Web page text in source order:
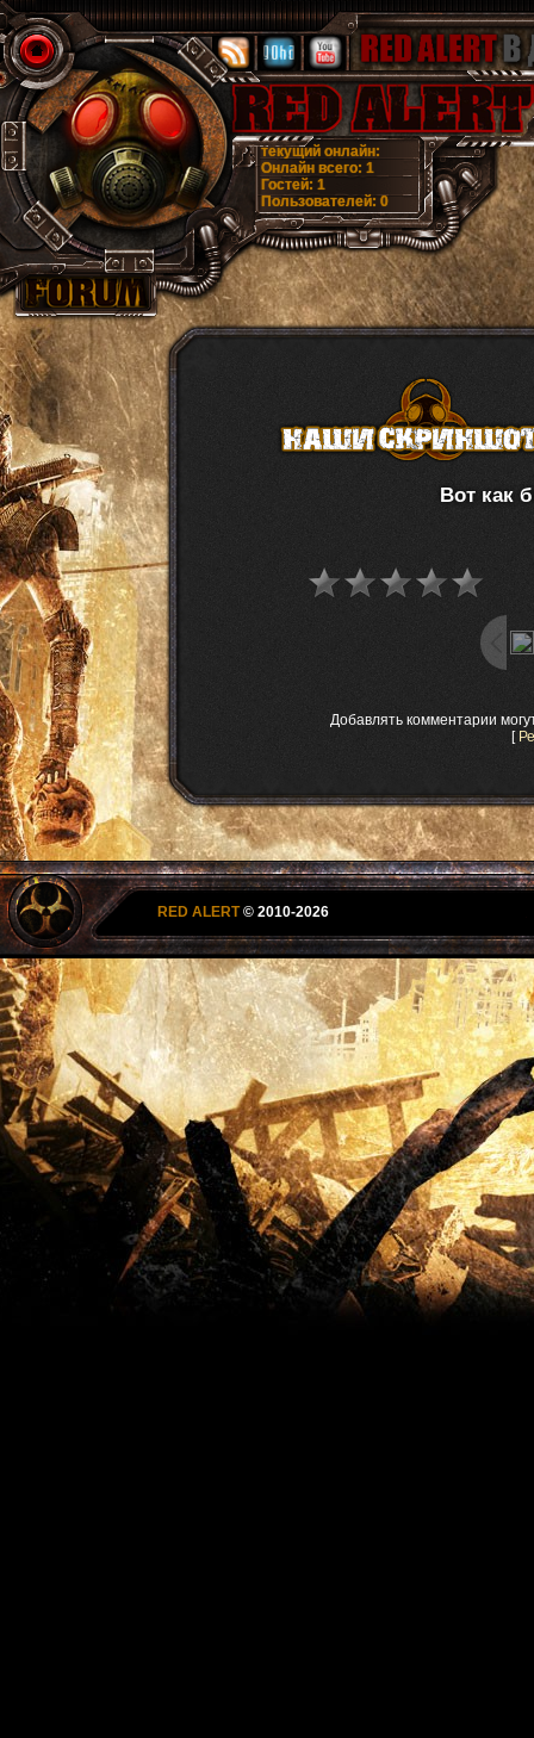
Онлайн всего: 1
Гостей: 1
Пользователей: 0
текущий онлайн:
Вот как
Добавлять комментарии
[
RED ALERT © 2010-2026